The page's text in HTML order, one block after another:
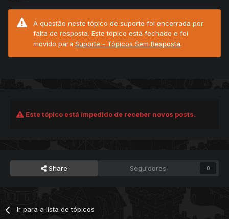
A questão neste tópico de suporte foi encerrada por
falta de resposta. Este tópico está fechado e foi
movido para Suporte - Tópicos Sem Resposta.
Este tópico está impedido de receber novos posts.
Share Seguidores 0
Ir para a lista de tópicos